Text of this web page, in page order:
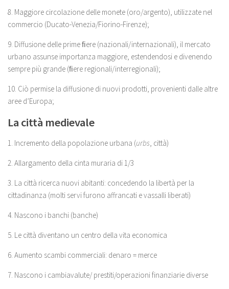
8. Maggiore circolazione delle monete (oro/argento), utilizzate nel
commercio (Ducato-Venezia/Fiorino-Firenze);
9. Diffusione delle prime ﬁere (nazionali/internazionali), il mercato
urbano assunse importanza maggiore, estendendosi e divenendo
sempre più grande (ﬁere regionali/interregionali);
10. Ciò permise la diffusione di nuovi prodotti, provenienti dalle altre
aree d’Europa;
La città medievale
1. Incremento della popolazione urbana (urbs , città)
2. Allargamento della cinta muraria di 1/3
3. La città ricerca nuovi abitanti: concedendo la libertà per la
cittadinanza (molti servi furono affrancati e vassalli liberati)
4. Nascono i banchi (banche)
5. Le città diventano un centro della vita economica
6. Aumento scambi commerciali: denaro = merce
7. Nascono i cambiavalute/ prestiti/operazioni finanziarie diverse